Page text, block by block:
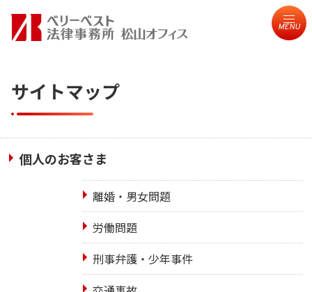
MENU
サイトマップ
個人のお客さま
離婚・男女問題
労働問題
刑事弁護・少年事件